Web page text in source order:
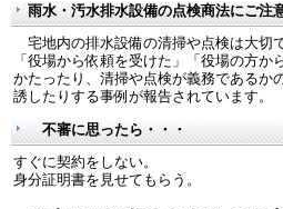
雨水・汚水排水設備の点検商法にご注
宅地内の排水設備の清掃や点検は大切で
「役場から依頼を受けた」「役場の方か
かたったり、清掃や点検が義務であるか
誘したりする事例が報告されています。
不審に思ったら・・・
すぐに契約をしない。
身分証明書を見せてもらう。